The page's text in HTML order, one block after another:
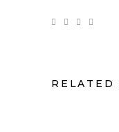
RELATED